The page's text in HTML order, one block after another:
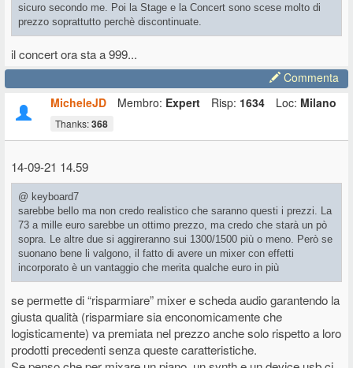
sicuro secondo me. Poi la Stage e la Concert sono scese molto di
prezzo soprattutto perchè discontinuate.
il concert ora sta a 999...
Commenta
MicheleJD
Membro: Expert Risp: 1634 Loc: Milano
Thanks:368
14-09-21 14.59
@ keyboard7
sarebbe bello ma non credo realistico che saranno questi i prezzi. La
73 a mille euro sarebbe un ottimo prezzo, ma credo che starà un pò
sopra. Le altre due si aggireranno sui 1300/1500 più o meno. Però se
suonano bene li valgono, il fatto di avere un mixer con effetti
incorporato è un vantaggio che merita qualche euro in più
se permette di “risparmiare” mixer e scheda audio garantendo la
giusta qualità (risparmiare sia enconomicamente che
logisticamente) va premiata nel prezzo anche solo rispetto a loro
prodotti precedenti senza queste caratteristiche.